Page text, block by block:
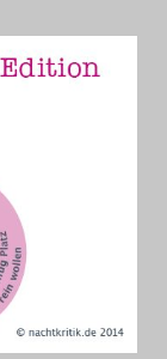
Blog
Blog
Blog